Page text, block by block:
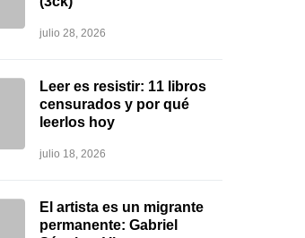
julio 28, 2026
Leer es resistir: 11 libros
censurados y por qué
leerlos hoy
julio 18, 2026
El artista es un migrante
permanente: Gabriel